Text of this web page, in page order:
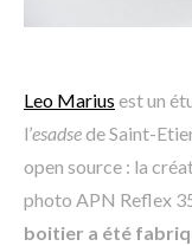
Leo Marius est un
l’esadsede Saint-
open source : la
photo APN Reflex
boitier a été